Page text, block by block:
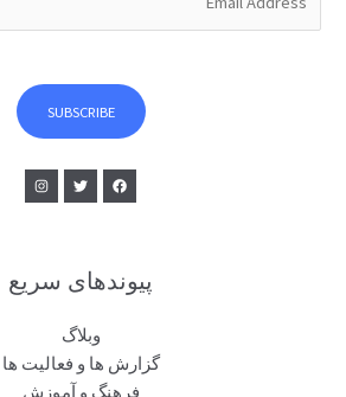
SUBSCRIBE
پیوندهای سریع
وبلاگ
گزارش ها و فعالیت ها